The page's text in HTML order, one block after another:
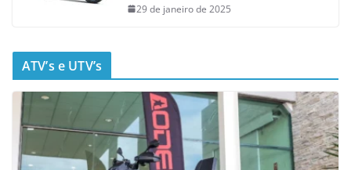
29 de janeiro de 2025
ATV’s e UTV’s